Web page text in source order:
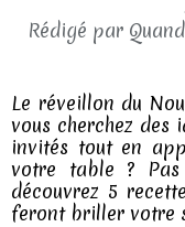
Rédigé par
Le réveillon du
vous cherchez des
invités tout en
votre table ?
découvrez 5
feront briller votre